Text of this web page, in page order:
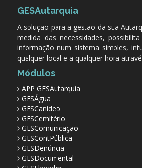
GESAutarquia
A solução para a gestão da sua
medida das necessidades,
informação num sistema simples,
qualquer local e a qualquer hora
Módulos
APP GESAutarquia
GESÁgua
GESCanídeo
GESCemitério
GESComunicação
GESContPública
GESDenúncia
GESDocumental